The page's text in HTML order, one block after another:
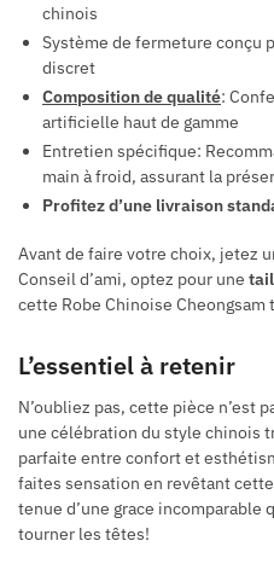
chinois
Système de fermeture conçu
discret
Composition de qualité:
artificielle haut de gamme
Entretien spécifique:
main à froid, assurant la
Profitez d’une livraison
Avant de faire votre choix, jetez
Conseil d’ami, optez pour une
cette Robe Chinoise
L’essentiel à retenir
N’oubliez pas, cette pièce n’est
une célébration du style chinois
parfaite entre confort et
faites sensation en revêtant
tenue d’une grace incomparable
tourner les têtes!